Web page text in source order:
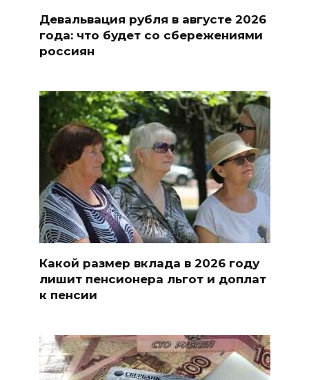
Девальвация рубля в августе 2026
года: что будет со сбережениями
россиян
Какой размер вклада в 2026 году
лишит пенсионера льгот и доплат
к пенсии